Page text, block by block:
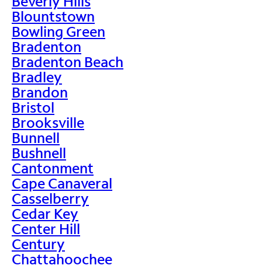
Blountstown
Bowling Green
Bradenton
Bradenton Beach
Bradley
Brandon
Bristol
Brooksville
Bunnell
Bushnell
Cantonment
Cape Canaveral
Casselberry
Cedar Key
Center Hill
Century
Chattahoochee